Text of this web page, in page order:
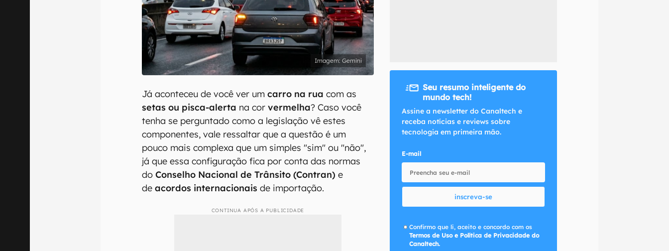
Gemini
Já aconteceu de você ver umcarro na rua com as
setas ou pisca-alerta na corvermelha? Caso você
tenha se perguntado como a legislação vê estes
componentes, vale ressaltar que a questão é um
pouco mais complexa que um simples "sim" ou "não",
já que essa configuração fica por conta das normas
doConselho Nacional de Trânsito (Contran) e
deacordos internacionais de importação.
CONTINUA APÓS A PUBLICIDADE
Seu resumo inteligente do
mundo tech!
Assine a newsletter do Canaltech e
receba notícias e reviews sobre
tecnologia em primeira mão.
E-mail
inscreva-se
Confirmo que li, aceito e concordo com os
Termos de Uso e Política de Privacidade do
Canaltech.